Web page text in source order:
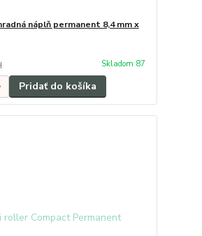
náplň permanent 8,4 mm x
Skladom 87
Pridať do košíka